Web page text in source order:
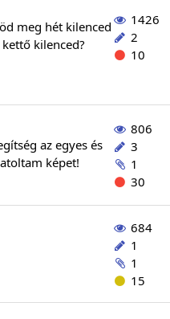
meg hét kilenced
kilenced?
1426
2
10
az egyes és
képet!
806
3
1
30
684
1
1
15